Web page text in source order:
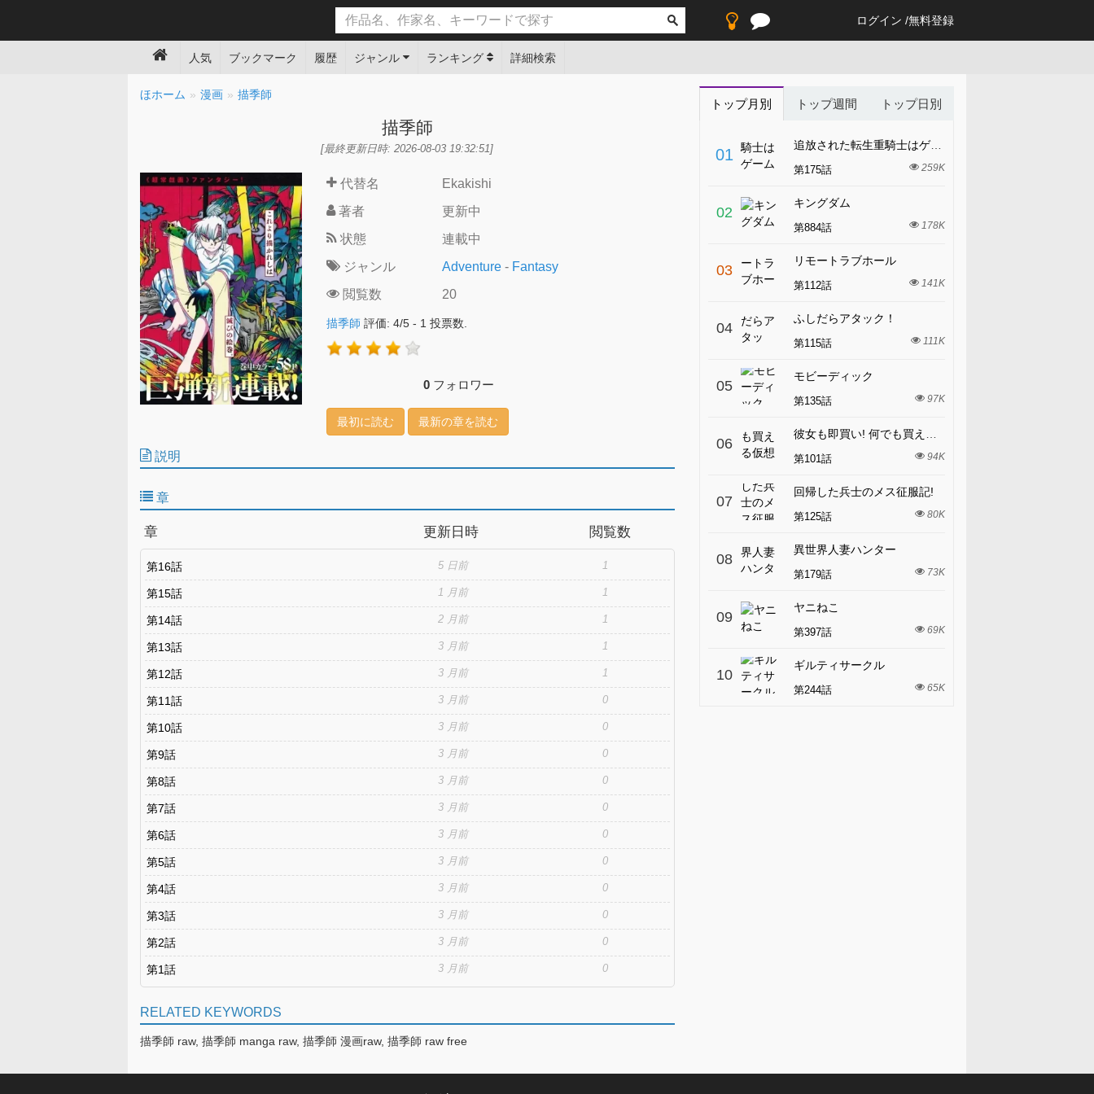
ログイン 無料登録
人気 ブックマーク 履歴 ジャンル ランキング 詳細検索
ほホーム 漫画 描季師
描季師
[最終更新日時: 2026-08-03 19:32:51]
代替名
Ekakishi
著者
更新中
状態
連載中
ジャンル
Adventure - Fantasy
閲覧数
20
描季師 評価: 4/5- 1 投票数.
0フォロワー
最初に読む 最新の章を読む
説明
章
章 更新日時 閲覧数
第16話 5 日前 1
第15話 1 月前 1
第14話 2 月前 1
第13話 3 月前 1
第12話 3 月前 1
第11話 3 月前 0
第10話 3 月前 0
第9話 3 月前 0
第8話 3 月前 0
第7話 3 月前 0
第6話 3 月前 0
第5話 3 月前 0
第4話 3 月前 0
第3話 3 月前 0
第2話 3 月前 0
第1話 3 月前 0
RELATED KEYWORDS
描季師 raw, 描季師 manga raw, 描季師 漫画raw, 描季師 raw free
トップ月別 トップ週間 トップ日別
01
追放された転生重騎士はゲーム知識で無双する
第175話 259K
02
キングダム
第884話 178K
03
リモートラブホール
第112話 141K
04
ふしだらアタック！
第115話 111K
05
モビーディック
第135話 97K
06
第101話 94K
07
回帰した兵士のメス征服記!
第125話 80K
08
異世界人妻ハンター
第179話 73K
09
ヤニねこ
第397話 69K
10
ギルティサークル
第244話 65K